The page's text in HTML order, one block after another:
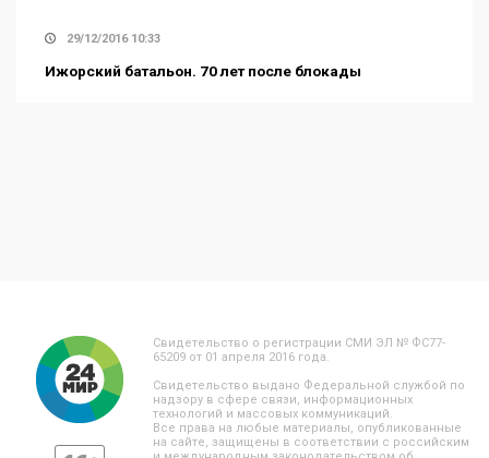
29/12/2016 10:33
Ижорский батальон. 70 лет после блокады
Свидетельство о регистрации СМИ ЭЛ № ФС77-
65209 от 01 апреля 2016 года.
Свидетельство выдано Федеральной службой по
надзору в сфере связи, информационных
технологий и массовых коммуникаций.
Все права на любые материалы, опубликованные
на сайте, защищены в соответствии с российским